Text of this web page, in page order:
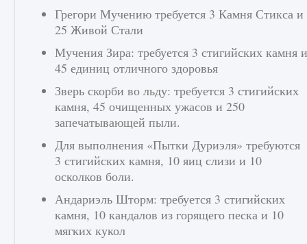
Как включить чат в Fortnite
9 августа 2024 1 335 0
Грегори Мучению требуется 3 Камня Стикса и
25 Живой Стали
Мучения Зира: требуется 3 стигийских камня и
45 единиц отличного здоровья
Зверь скорби во льду: требуется 3 стигийских
камня, 45 очищенных ужасов и 250
запечатывающей пыли.
Для выполнения «Пытки Дуриэля» требуются
3 стигийских камня, 10 яиц слизи и 10
осколков боли.
Андариэль Шторм: требуется 3 стигийских
камня, 10 кандалов из горящего песка и 10
мягких кукол